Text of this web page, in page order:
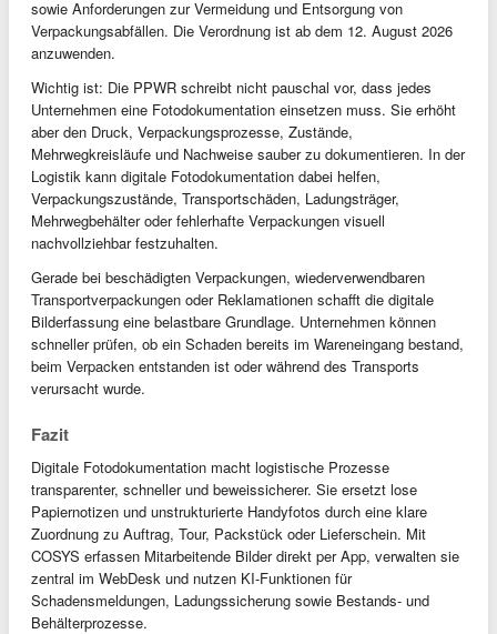
sowie Anforderungen zur Vermeidung und Entsorgung von
Verpackungsabfällen. Die Verordnung ist ab dem 12. August 2026
anzuwenden.
Wichtig ist: Die PPWR schreibt nicht pauschal vor, dass jedes
Unternehmen eine Fotodokumentation einsetzen muss. Sie erhöht
aber den Druck, Verpackungsprozesse, Zustände,
Mehrwegkreisläufe und Nachweise sauber zu dokumentieren. In der
Logistik kann digitale Fotodokumentation dabei helfen,
Verpackungszustände, Transportschäden, Ladungsträger,
Mehrwegbehälter oder fehlerhafte Verpackungen visuell
nachvollziehbar festzuhalten.
Gerade bei beschädigten Verpackungen, wiederverwendbaren
Transportverpackungen oder Reklamationen schafft die digitale
Bilderfassung eine belastbare Grundlage. Unternehmen können
schneller prüfen, ob ein Schaden bereits im Wareneingang bestand,
beim Verpacken entstanden ist oder während des Transports
verursacht wurde.
Fazit
Digitale Fotodokumentation macht logistische Prozesse
transparenter, schneller und beweissicherer. Sie ersetzt lose
Papiernotizen und unstrukturierte Handyfotos durch eine klare
Zuordnung zu Auftrag, Tour, Packstück oder Lieferschein. Mit
COSYS erfassen Mitarbeitende Bilder direkt per App, verwalten sie
zentral im WebDesk und nutzen KI-Funktionen für
Schadensmeldungen, Ladungssicherung sowie Bestands- und
Behälterprozesse.